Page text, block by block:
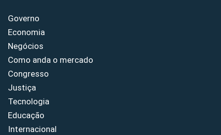
Governo
Economia
Negócios
Como anda o mercado
Congresso
Justiça
Tecnologia
Educação
Internacional